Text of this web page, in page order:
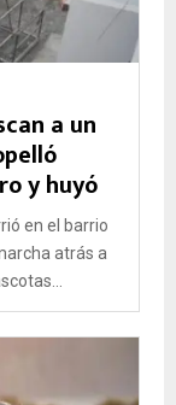
a un
y huyó
en el barrio
atrás a